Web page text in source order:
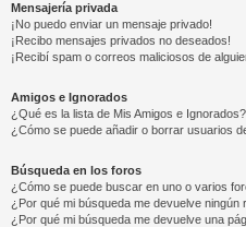
Mensajería privada
¡No puedo enviar un mensaje privado!
¡Recibo mensajes privados no deseados!
¡Recibí spam o correos maliciosos de
Amigos e Ignorados
¿Qué es la lista de Mis Amigos e Ignorados?
¿Cómo se puede añadir o borrar usuarios
Búsqueda en los foros
¿Cómo se puede buscar en uno o varios
¿Por qué mi búsqueda me devuelve ningún
¿Por qué mi búsqueda me devuelve una